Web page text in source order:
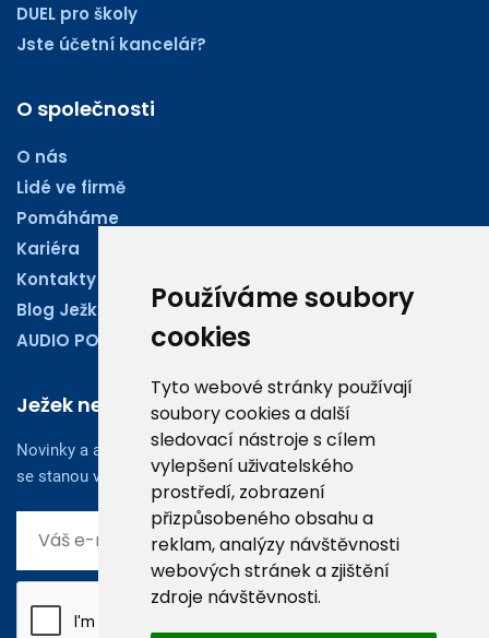
Používáme soubory
cookies
Tyto webové stránky používají
soubory cookies a další
sledovací nástroje s cílem
vylepšení uživatelského
prostředí, zobrazení
přizpůsobeného obsahu a
reklam, analýzy návštěvnosti
webových stránek a zjištění
zdroje návštěvnosti.
DUEL pro školy
Jste účetní kancelář?
O společnosti
O nás
Lidé ve firmě
Pomáháme
Kariéra
Kontakty
Blog Ježkoviny
AUDIO PODCASTY
Ježek newsletter
Novinky a aktuality z oboru účetnictví, obchodu či legislativy
se stanou vaším dobrým rádcem.